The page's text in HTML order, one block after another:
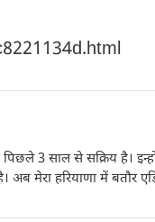
में पिछले 3 साल से सक्रिय
मेरा हरियाणा में बतौर